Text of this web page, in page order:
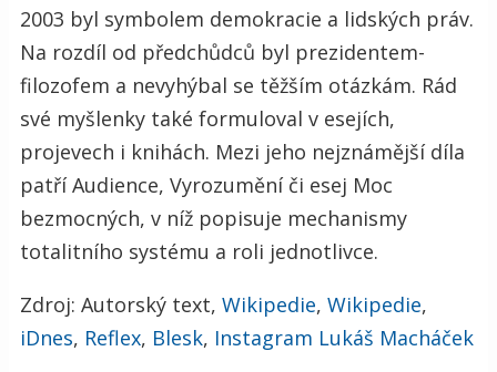
2003 byl symbolem demokracie a lidských práv.
Na rozdíl od předchůdců byl prezidentem-
filozofem a nevyhýbal se těžším otázkám. Rád
své myšlenky také formuloval v esejích,
projevech i knihách. Mezi jeho nejznámější díla
patří Audience, Vyrozumění či esej Moc
bezmocných, v níž popisuje mechanismy
totalitního systému a roli jednotlivce.
Zdroj: Autorský text, Wikipedie, Wikipedie,
iDnes, Reflex, Blesk, Instagram Lukáš Macháček